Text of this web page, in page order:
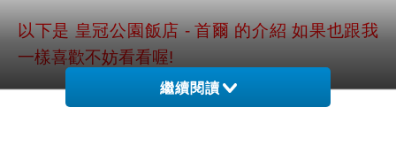
以下是 皇冠公園飯店 - 首爾 的介紹 如果也跟我
一樣喜歡不妨看看喔!
↓↓↓限量特優價格按鈕↓↓↓
繼續閱讀